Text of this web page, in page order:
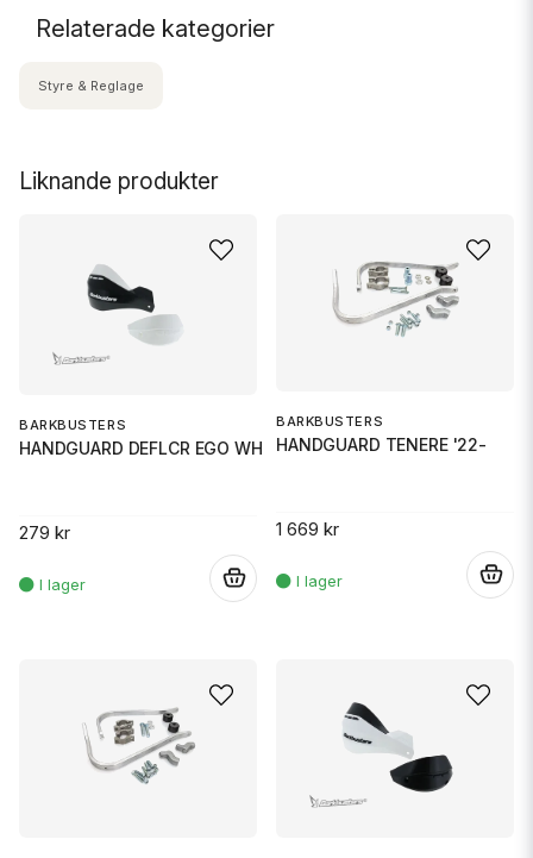
Liknande produkter
BARKBUSTERS
HANDGUARD DEFLCR EGO WH
279 kr
BARKBUSTERS
HANDGUARD TENERE '22-
1 669 kr
Relaterade kategorier
Styre & Reglage